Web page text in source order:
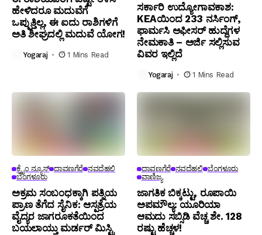
ಹೇಳಿದರೂ ಮದುವೆಗೆ
ಒಪ್ಪುತ್ತಿಲ್ಲ, ಈ ಐದು ರಾಶಿಗಳಿಗೆ
ಅತಿ ಶೀಘ್ರದಲ್ಲಿ ಮದುವೆ ಯೋಗ!
Yogaraj 1 Mins Read
ಸರ್ಕಾರಿ ಉದ್ಯೋಗಾವಕಾಶ:
KEAಯಿಂದ 233 ನರ್ಸಿಂಗ್,
ಫಾರ್ಮಸಿ ಆಫೀಸರ್ ಹುದ್ದೆಗಳ
ನೇಮಕಾತಿ – ಅರ್ಜಿ ಸಲ್ಲಿಸುವ
ವಿವರ ಇಲ್ಲಿದೆ
Yogaraj 1 Mins Read
ಕ್ರೈಂ ನ್ಯೂಸ್ ದಾವಣಗೆರೆ ನವದೆಹಲಿ
ಬೆಂಗಳೂರು
ಅಕ್ರಮ ಸಂಬಂಧಕ್ಕಾಗಿ ಪತ್ನಿಯ
ಪ್ರಾಣ ತೆಗೆದ ಸೈನಿಕ: ಆಸ್ಪತ್ರೆಯ
ವೈದ್ಯರ ಜಾಗರೂಕತೆಯಿಂದ
ಬಯಲಾಯ್ತು ಮರ್ಡರ್ ಮಿಸ್ಟ್ರಿ
ದಾವಣಗೆರೆ ನವದೆಹಲಿ ಬೆಂಗಳೂರು
ವಾಣಿಜ್ಯ
ಜಾಗತಿಕ ಬಿಕ್ಕಟ್ಟು, ರೂಪಾಯಿ
ಅಪಮೌಲ್ಯ: ಯೂರಿಯಾ
ಆಮದು ಸಬ್ಸಿಡಿ ವೆಚ್ಚ ಶೇ. 128
ರಷ್ಟು ಹೆಚ್ಚಳ!